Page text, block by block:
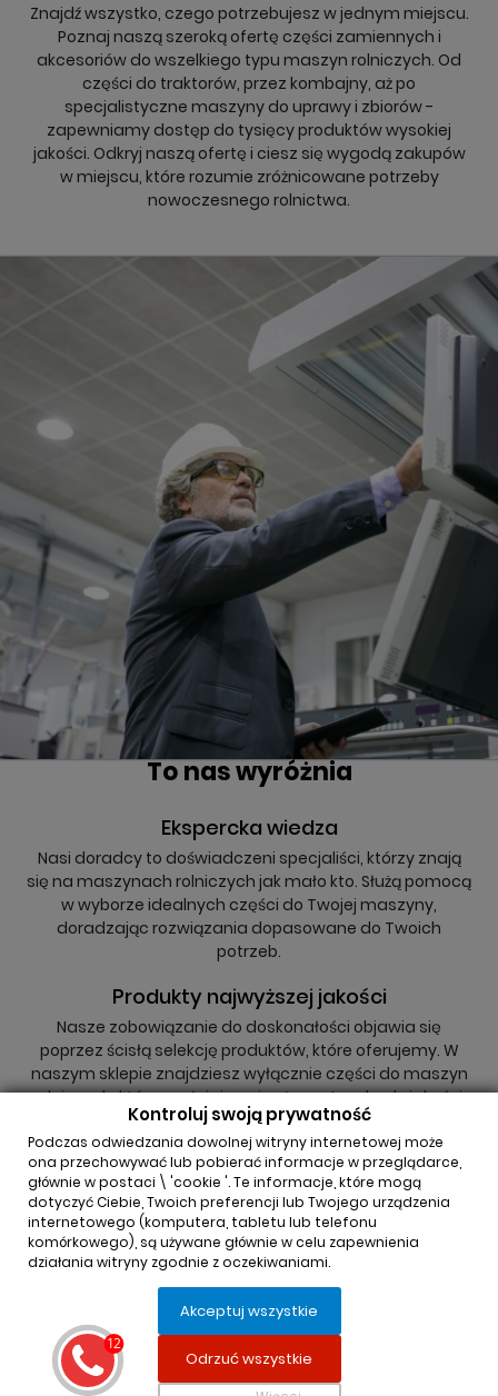
Znajdź wszystko, czego potrzebujesz w jednym miejscu.
Poznaj naszą szeroką ofertę części zamiennych i
akcesoriów do wszelkiego typu maszyn rolniczych. Od
części do traktorów, przez kombajny, aż po
specjalistyczne maszyny do uprawy i zbiorów -
zapewniamy dostęp do tysięcy produktów wysokiej
jakości. Odkryj naszą ofertę i ciesz się wygodą zakupów
w miejscu, które rozumie zróżnicowane potrzeby
nowoczesnego rolnictwa.
To nas wyróżnia
Ekspercka wiedza
Nasi doradcy to doświadczeni specjaliści, którzy znają
się na maszynach rolniczych jak mało kto. Służą pomocą
w wyborze idealnych części do Twojej maszyny,
doradzając rozwiązania dopasowane do Twoich
potrzeb.
Produkty najwyższej jakości
Nasze zobowiązanie do doskonałości objawia się
poprzez ścisłą selekcję produktów, które oferujemy. W
naszym sklepie znajdziesz wyłącznie części do maszyn
rolniczych, które spełniają najwyższe standardy jakości,
niezależnie od tego, czy są to oryginały, czy zamienniki.
INFORMACJA O SKLEPIE
REGULAMINY
Kontroluj swoją prywatność
Podczas odwiedzania dowolnej witryny internetowej może
ona przechowywać lub pobierać informacje w przeglądarce,
głównie w postaci \ 'cookie '. Te informacje, które mogą
dotyczyć Ciebie, Twoich preferencji lub Twojego urządzenia
internetowego (komputera, tabletu lub telefonu
komórkowego), są używane głównie w celu zapewnienia
działania witryny zgodnie z oczekiwaniami.
Akceptuj wszystkie
Odrzuć wszystkie